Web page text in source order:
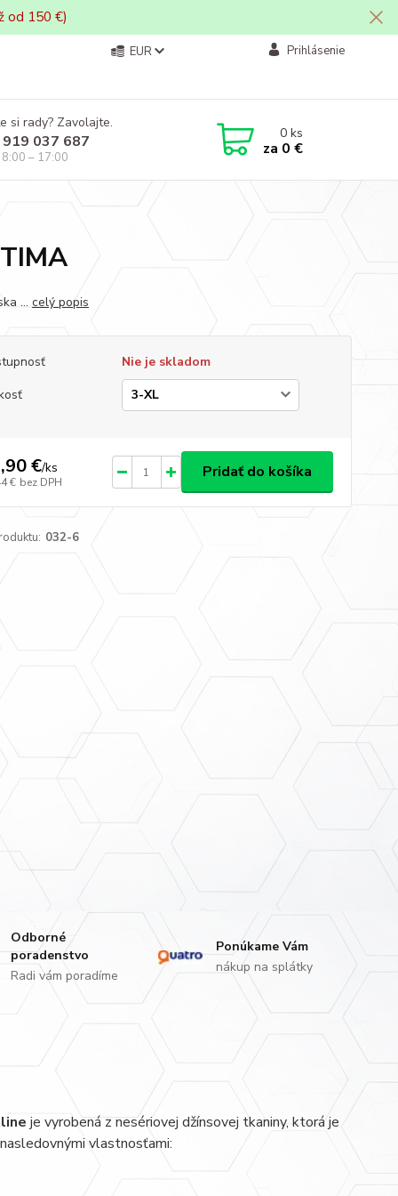
od 150 €)
EUR Prihlásenie
si rady? Zavolajte.
037 687
8:00 – 17:00
0ks
za 0 €
... celý popis
Nie je skladom
€/ks
€ bez DPH
Pridať do košíka
032-6
Odborné
poradenstvo
Radi vám poradíme
Ponúkame Vám
nákup na splátky
je vyrobená z nesériovej džínsovej tkaniny, ktorá je
vlastnosťami: